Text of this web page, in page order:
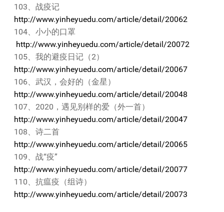
103、战疫记
http://www.yinheyuedu.com/article/detail/20062
104、小小的口罩
http://www.yinheyuedu.com/article/detail/20072
105、我的避疫日记（2）
http://www.yinheyuedu.com/article/detail/20067
106、武汉，会好的（金星）
http://www.yinheyuedu.com/article/detail/20048
107、2020，遇见别样的爱（外一首）
http://www.yinheyuedu.com/article/detail/20047
108、诗二首
http://www.yinheyuedu.com/article/detail/20065
109、战“疫”
http://www.yinheyuedu.com/article/detail/20077
110、抗瘟疫（组诗）
http://www.yinheyuedu.com/article/detail/20073